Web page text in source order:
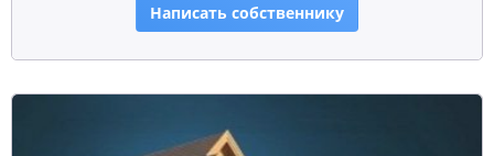
Написать собственнику